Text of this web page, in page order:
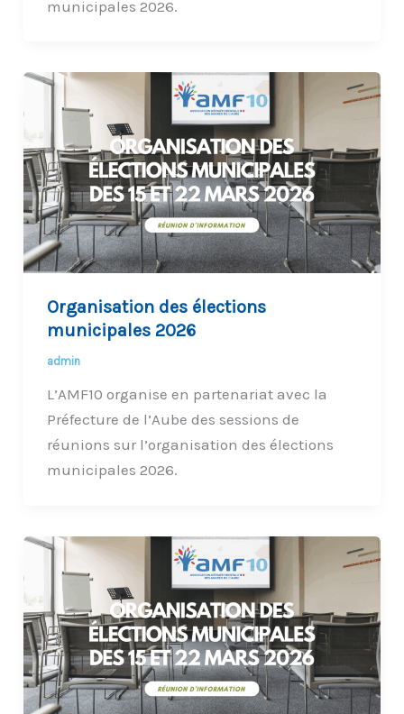
municipales 2026.
Organisation des élections
municipales 2026
admin
L’AMF10 organise en partenariat avec la
Préfecture de l’Aube des sessions de
réunions sur l’organisation des élections
municipales 2026.